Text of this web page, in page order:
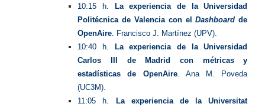
10:15 h.
La experiencia de la Universidad
Politécnica de Valencia con elDashboardde
OpenAire. Francisco J. Martínez (UPV).
10:40 h.
La experiencia de la Universidad
Carlos III de Madrid con métricas y
estadísticas de OpenAire. Ana M. Poveda
(UC3M).
11:05 h. La experiencia de la Universitat